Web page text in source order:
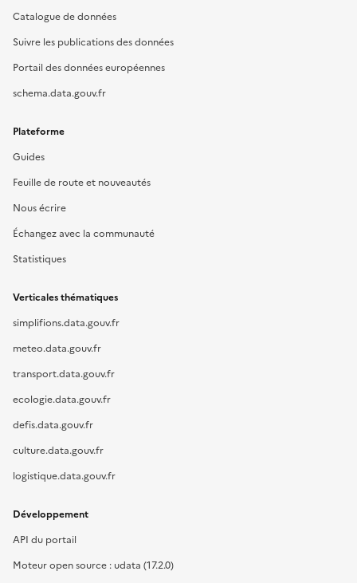
Catalogue de données
Suivre les publications des données
Portail des données européennes
schema.data.gouv.fr
Plateforme
Guides
Feuille de route et nouveautés
Nous écrire
Échangez avec la communauté
Statistiques
Verticales thématiques
simplifions.data.gouv.fr
meteo.data.gouv.fr
transport.data.gouv.fr
ecologie.data.gouv.fr
defis.data.gouv.fr
culture.data.gouv.fr
logistique.data.gouv.fr
Développement
API du portail
Moteur open source : udata (17.2.0)